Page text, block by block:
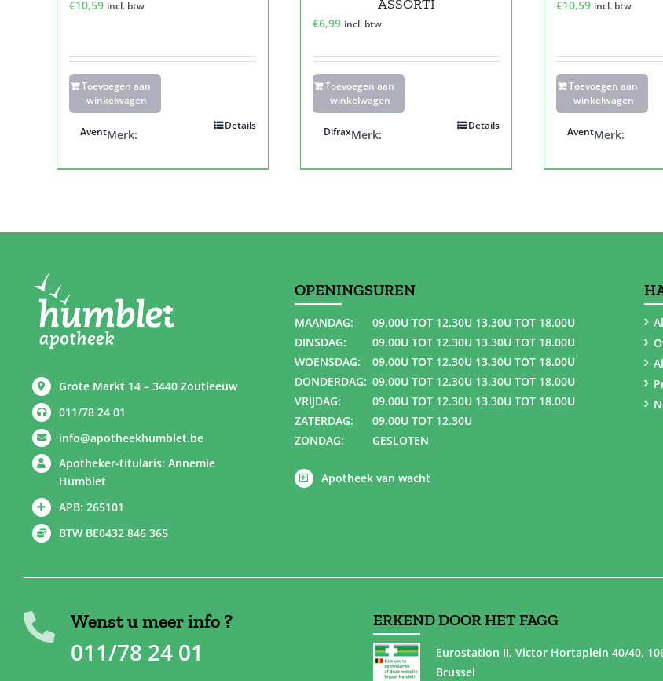
€10,59 incl. btw
Toevoegen aan
winkelwagen
Details
Merk:
Avent
ASSORTI
€6,99 incl. btw
Toevoegen aan
winkelwagen
Details
Merk:
Difrax
€10,59 incl. btw
Toevoegen aan
winkelwagen
Merk:
Avent
Grote Markt 14 – 3440 Zoutleeuw
011/78 24 01
info@apotheekhumblet.be
Apotheker-titularis: Annemie
Humblet
APB: 265101
BTW BE0432 846 365
OPENINGSUREN
MAANDAG:
09.00U TOT 12.30U 13.30U TOT 18.00U
DINSDAG:
09.00U TOT 12.30U 13.30U TOT 18.00U
WOENSDAG:
09.00U TOT 12.30U 13.30U TOT 18.00U
DONDERDAG: 09.00U TOT 12.30U 13.30U TOT 18.00U
VRIJDAG:
09.00U TOT 12.30U 13.30U TOT 18.00U
ZATERDAG:
09.00U TOT 12.30U
ZONDAG:
GESLOTEN
Apotheek van wacht
Wenst u meer info ?
011/78 24 01
ERKEND DOOR HET FAGG
Eurostation II, Victor Hortaplein 40/40,
Brussel